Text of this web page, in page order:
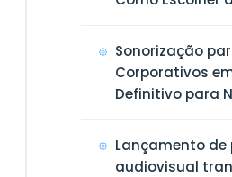
Sonorização
Corporativos
Definitivo para
Lançamento
audiovisual